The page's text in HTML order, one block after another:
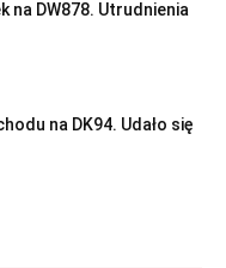
na DW878. Utrudnienia
na DK94. Udało się